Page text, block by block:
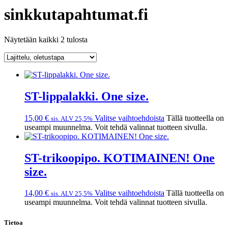
sinkkutapahtumat.fi
Näytetään kaikki 2 tulosta
ST-lippalakki. One size.
15,00 € sis. ALV 25,5% Valitse vaihtoehdoista Tällä tuotteella on
useampi muunnelma. Voit tehdä valinnat tuotteen sivulla.
ST-trikoopipo. KOTIMAINEN! One
size.
14,00 € sis. ALV 25,5% Valitse vaihtoehdoista Tällä tuotteella on
useampi muunnelma. Voit tehdä valinnat tuotteen sivulla.
Tietoa